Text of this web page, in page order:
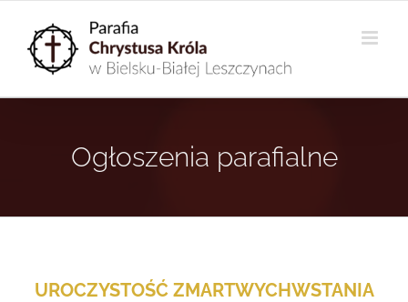
zawartości
Ogłoszenia parafialne
UROCZYSTOŚĆ ZMARTWYCHWSTANIA